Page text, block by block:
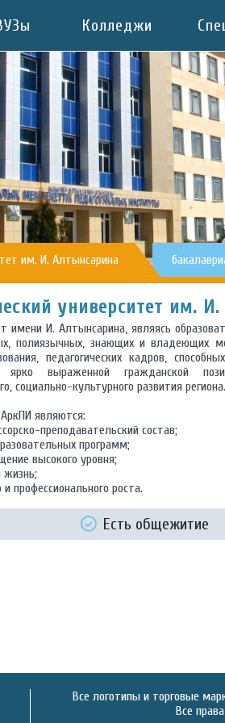
Колледжи
им. И. Алтынсарина
университет им.
имени И. Алтынсарина, являясь
полиязычных, знающих и владеющих
педагогических кадров,
ярко выраженной гражданской
социально-культурного развития региона.
являются:
преподавательский состав;
программ;
высокого уровня;
жизнь;
профессионального роста.
Есть общежитие
Все логотипы и торговые
Все